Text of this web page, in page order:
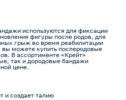
используются для фиксации
фигуры после родов, для
грыж во время реабилитации
вы можете купить послеродовые
В ассортименте «Крейт»
так и дородовые бандажи
цене.
и создает талию